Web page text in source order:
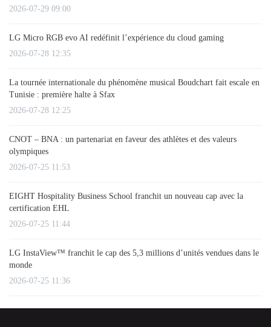
2026-07-29 09:00
LG Micro RGB evo AI redéfinit l’expérience du cloud gaming
2026-07-28 12:35
La tournée internationale du phénomène musical Boudchart fait escale en
Tunisie : première halte à Sfax
2026-07-28 12:25
CNOT – BNA : un partenariat en faveur des athlètes et des valeurs
olympiques
2026-07-25 11:53
EIGHT Hospitality Business School franchit un nouveau cap avec la
certification EHL
2026-07-25 11:44
LG InstaView™ franchit le cap des 5,3 millions d’unités vendues dans le
monde
2026-07-25 11:36